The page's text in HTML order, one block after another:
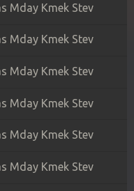
Mday Kmek Stev
Mday Kmek Stev
Mday Kmek Stev
Mday Kmek Stev
Mday Kmek Stev
Mday Kmek Stev